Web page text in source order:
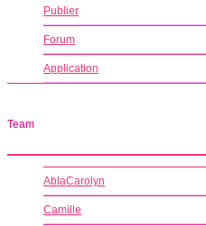
Publier
Forum
Application
Team
AblaCarolyn
Camille